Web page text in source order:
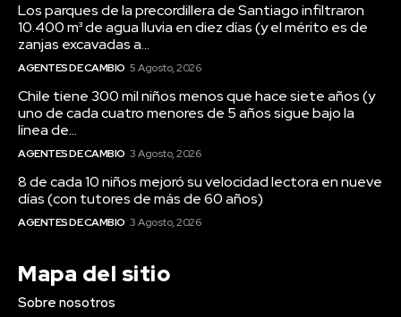
Los parques de la precordillera de Santiago infiltraron
10.400 m³ de agua lluvia en diez días (y el mérito es de
zanjas excavadas a...
AGENTES DE CAMBIO 5 Agosto, 2026
Chile tiene 300 mil niños menos que hace siete años (y
uno de cada cuatro menores de 5 años sigue bajo la
línea de...
AGENTES DE CAMBIO 3 Agosto, 2026
8 de cada 10 niños mejoró su velocidad lectora en nueve
días (con tutores de más de 60 años)
AGENTES DE CAMBIO 3 Agosto, 2026
Mapa del sitio
Sobre nosotros